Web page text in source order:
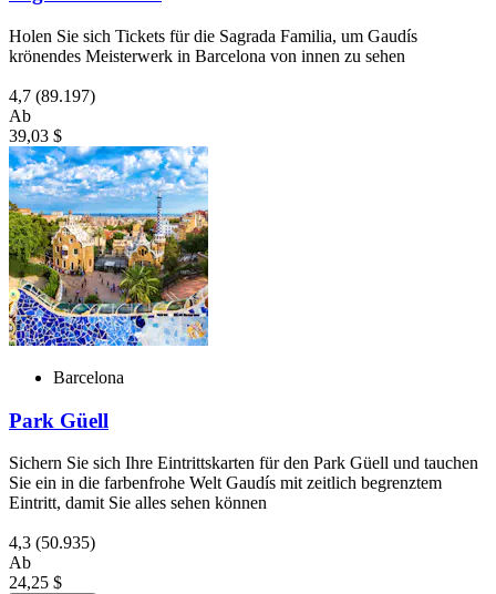
Holen Sie sich Tickets für die Sagrada Familia, um Gaudís
krönendes Meisterwerk in Barcelona von innen zu sehen
4,7 (89.197)
Ab
39,03 $
Barcelona
Park Güell
Sichern Sie sich Ihre Eintrittskarten für den Park Güell und tauchen
Sie ein in die farbenfrohe Welt Gaudís mit zeitlich begrenztem
Eintritt, damit Sie alles sehen können
4,3 (50.935)
Ab
24,25 $